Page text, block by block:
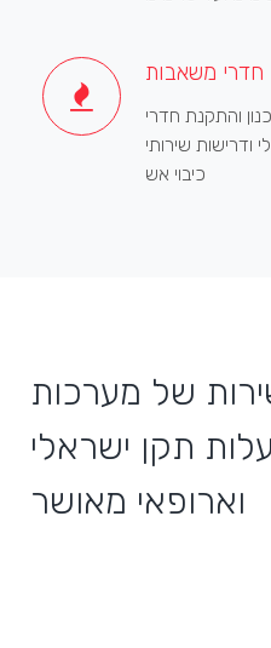
חדרי משאבות
והתקנת חדרי
ודרישות שירותי
כיבוי אש
של מערכות
תקן ישראלי
וארופאי מאושר